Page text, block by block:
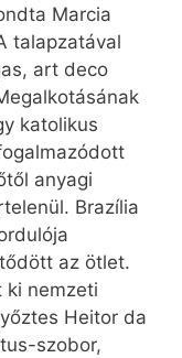
Marcia
talapzatával
art deco
katolikus
anyagi
Brazília
az ötlet.
ki nemzeti
Heitor da
szobor,